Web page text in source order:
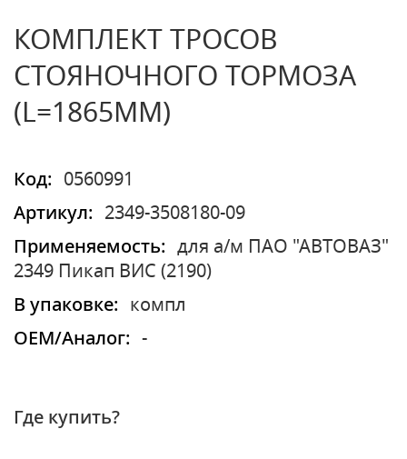
КОМПЛЕКТ ТРОСОВ
СТОЯНОЧНОГО ТОРМОЗА
(L=1865ММ)
Код:
0560991
Артикул:
2349-3508180-09
Применяемость:
для а/м ПАО "АВТОВАЗ"
2349 Пикап ВИС (2190)
В упаковке:
компл
OEM/Аналог:
-
Где купить?